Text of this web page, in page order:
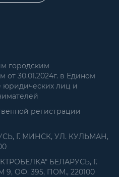
городским
30.01.2024г. в Едином
юридических лиц и
регистрации
Г. МИНСК, УЛ. КУЛЬМАН,
БЕЛАРУСЬ, Г.
ОФ. 395, ПОМ., 220100